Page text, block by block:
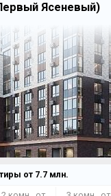
Ясеневый)
от 7.7 млн.